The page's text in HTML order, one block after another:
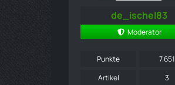
de_ischel83
Moderator
Punkte
7.651
Artikel
3